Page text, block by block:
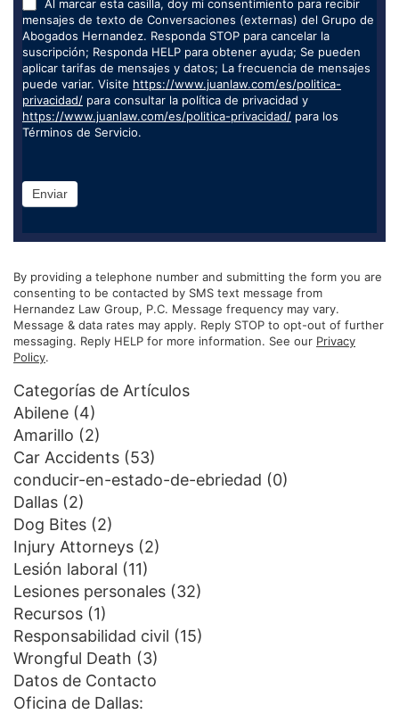
Al marcar esta casilla, doy mi consentimiento para recibir
mensajes de texto de Conversaciones (externas) del Grupo de
Abogados Hernandez. Responda STOP para cancelar la
suscripción; Responda HELP para obtener ayuda; Se pueden
aplicar tarifas de mensajes y datos; La frecuencia de mensajes
puede variar. Visite https://www.juanlaw.com/es/politica-
privacidad/ para consultar la política de privacidad y
https://www.juanlaw.com/es/politica-privacidad/ para los
Términos de Servicio.
Enviar
By providing a telephone number and submitting the form you are
consenting to be contacted by SMS text message from
Hernandez Law Group, P.C. Message frequency may vary.
Message & data rates may apply. Reply STOP to opt-out of further
messaging. Reply HELP for more information. See our Privacy
Policy.
Categorías de Artículos
Abilene (4)
Amarillo (2)
Car Accidents (53)
conducir-en-estado-de-ebriedad (0)
Dallas (2)
Dog Bites (2)
Injury Attorneys (2)
Lesión laboral (11)
Lesiones personales (32)
Recursos (1)
Responsabilidad civil (15)
Wrongful Death (3)
Datos de Contacto
Oficina de Dallas: